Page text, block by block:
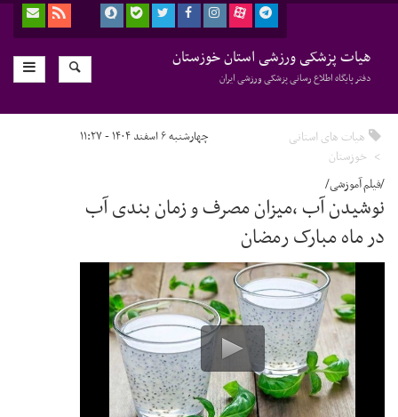
هیات پزشکی ورزشی استان خوزستان
دفتر پایگاه اطلاع رسانی پزشکی ورزشی ایران
هیات های استانی
خوزستان
چهارشنبه ۶ اسفند ۱۴۰۴ - ۱۱:۲۷
/فیلم آموزشی/
نوشیدن آب ،میزان مصرف و زمان بندی آب
در ماه مبارک رمضان